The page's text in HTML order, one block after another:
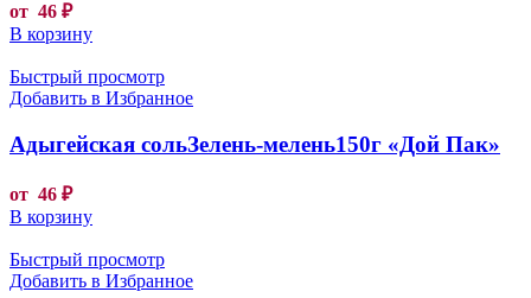
от 46 ₽
В корзину
Быстрый просмотр
Добавить в Избранное
Адыгейская сольЗелень-мелень150г «Дой Пак»
от 46 ₽
В корзину
Быстрый просмотр
Добавить в Избранное